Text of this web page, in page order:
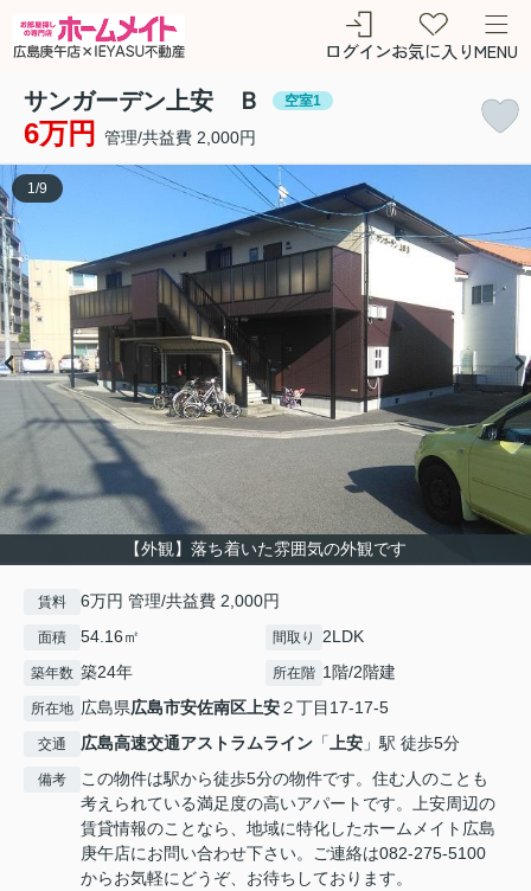
ログインお気に入りMENU
サンガーデン上安 Ｂ 空室1
6万円 管理/共益費 2,000円
【外観】落ち着いた雰囲気の外観です
1 /9
賃料 6万円 管理/共益費 2,000円
面積 54.16㎡ 間取り 2LDK
築年数 築24年 所在階 1階/2階建
所在地 広島県広島市安佐南区 上安２丁目17-17-5
交通 広島高速交通アストラムライン 「 上安 」駅 徒歩5分
備考
この物件は駅から徒歩5分の物件です。住む人のことも
考えられている満足度の高いアパートです。上安周辺の
賃貸情報のことなら、地域に特化したホームメイト広島
庚午店にお問い合わせ下さい。ご連絡は082-275-5100
からお気軽にどうぞ、お待ちしております。